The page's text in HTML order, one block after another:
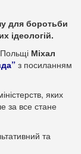
для боротьби
ідеологій.
Польщі Міхал
з посиланням
яких
за все стане
та